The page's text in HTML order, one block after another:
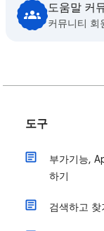
도움말 커
커뮤니티 회
도구
부가기능,
하기
검색하고